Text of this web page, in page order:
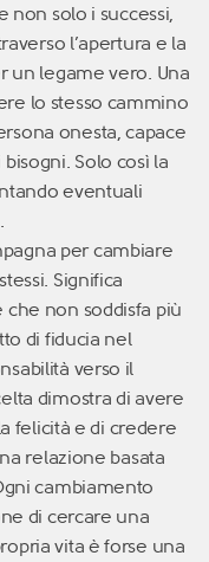
non solo i successi,
l’apertura e la
un legame vero. Una
lo stesso cammino
onesta, capace
Solo così la
eventuali
per cambiare
Significa
non soddisfa più
di fiducia nel
verso il
dimostra di avere
felicità e di credere
relazione basata
cambiamento
di cercare una
vita è forse una